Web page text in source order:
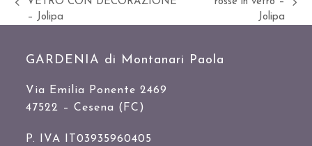
Slide
precedente:
– Jolipa
articolo:
Jolipa
GARDENIA di Montanari Paola
Via Emilia Ponente 2469
47522 – Cesena (FC)
P. IVA IT03935960405